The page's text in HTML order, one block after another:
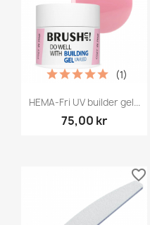
HEMA-Fri UV builder gel...
75,00 kr
(1)
favorite_border